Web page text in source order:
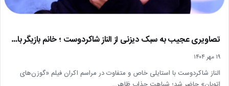
تصاویری عجیب به سبک دیزنی از الناز شاکردوست ؛ خانم بازیگر با…
۱۹ مهر ۱۴۰۴
الناز شاکردوست با استایلی خاص و متفاوت در مراسم اکران فیلم «گوزن‌های